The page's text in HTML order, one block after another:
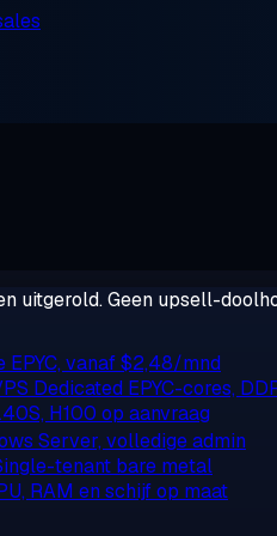
uitgerold. Geen upsell-
EPYC, vanaf $2,48/mnd
Dedicated EPYC-cores,
H100 op aanvraag
Server, volledige admin
tenant bare metal
RAM en schijf op maat